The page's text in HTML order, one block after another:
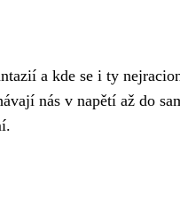
a kde se i ty
nás v napětí až do